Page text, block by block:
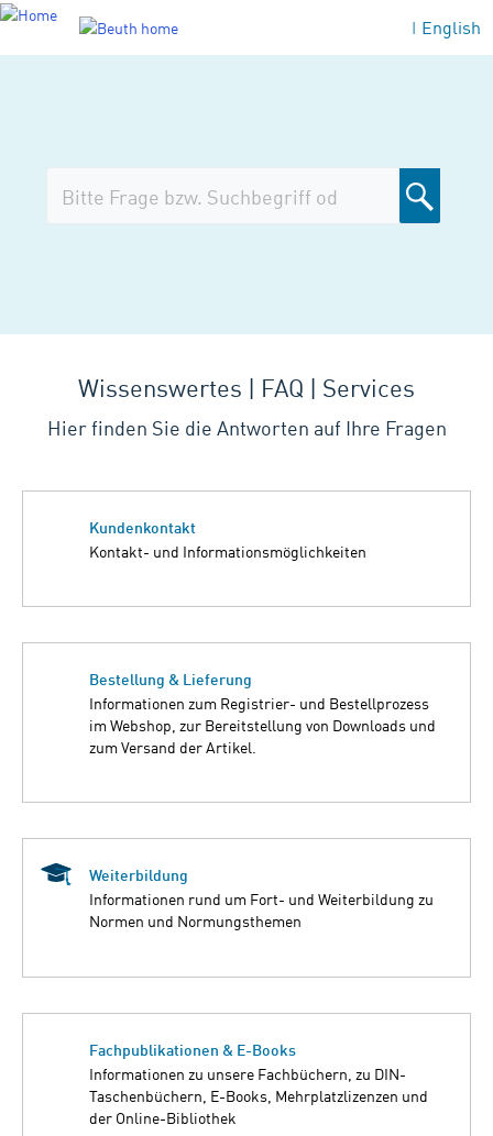
| English
Wissenswertes | FAQ | Services
Hier finden Sie die Antworten auf Ihre Fragen
Kundenkontakt
Kontakt- und Informationsmöglichkeiten
Bestellung & Lieferung
Informationen zum Registrier- und Bestellprozess
im Webshop, zur Bereitstellung von Downloads und
zum Versand der Artikel.
Weiterbildung
Informationen rund um Fort- und Weiterbildung zu
Normen und Normungsthemen
Fachpublikationen & E-Books
Informationen zu unsere Fachbüchern, zu DIN-
Taschenbüchern, E-Books, Mehrplatzlizenzen und
der Online-Bibliothek